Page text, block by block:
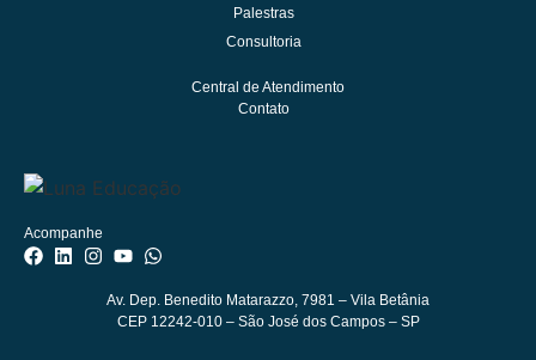
Palestras
Consultoria
Central de Atendimento
Contato
Acompanhe
Av. Dep. Benedito Matarazzo, 7981 – Vila Betânia
CEP 12242-010 – São José dos Campos – SP